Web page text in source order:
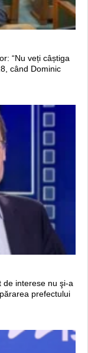
“Nu veți câștiga
când Dominic
de interese nu şi-a
prefectului